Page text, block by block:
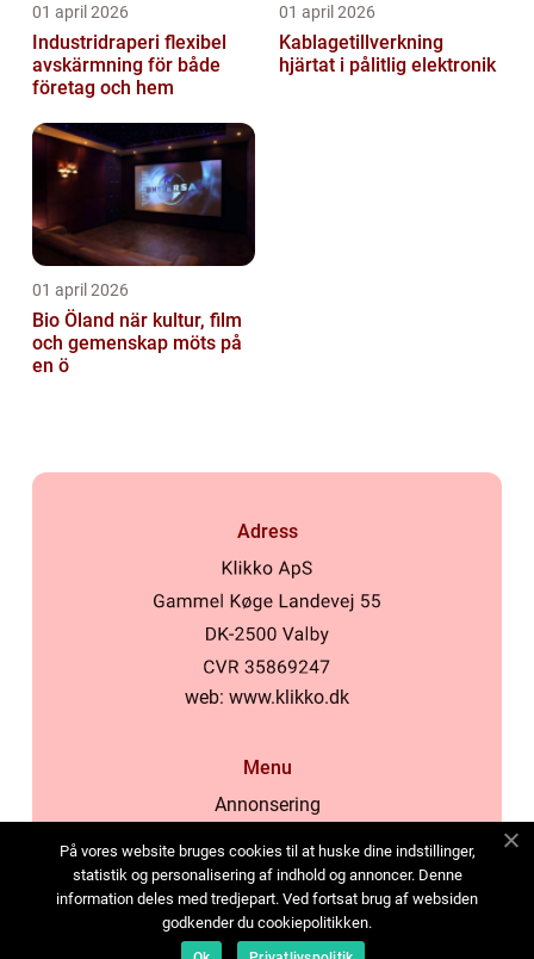
01 april 2026
Industridraperi flexibel
avskärmning för både
företag och hem
01 april 2026
Kablagetillverkning
hjärtat i pålitlig elektronik
01 april 2026
Bio Öland när kultur, film
och gemenskap möts på
en ö
Adress
web: www.klikko.dk
Menu
Annonsering
Cookies
Kontakta oss
Sitemap
På vores website bruges cookies til at huske dine indstillinger,
statistik og personalisering af indhold og annoncer. Denne
information deles med tredjepart. Ved fortsat brug af websiden
godkender du cookiepolitikken.